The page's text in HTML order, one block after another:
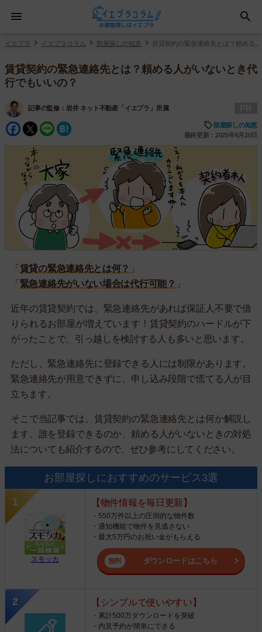
イエプラ イエプラコラム 部屋探しの知恵 賃貸契約の緊急連絡先とは？頼める
賃貸契約の緊急連絡先とは？頼める人がいないとき代
行でもいいの？
記事の監修： 岩井 ネット不動産「イエプラ」所属
Facebook
Twitter
Line
部屋探しの知恵
最終更新：2025年6月20日
「 賃貸の緊急連絡先とは何？ 」
「 緊急連絡先がいない場合は代行可能？ 」
近年の賃貸契約では、緊急連絡先があれば保証人不要で借
りられるお部屋が増えています！賃貸契約のハードルが下
がったことで、引っ越しを検討する人も多いと思います。
ただし、緊急連絡先に登録できる人には制限があります。
緊急連絡先が用意できずに、申し込み段階で慌てる人が目
立ちます。
そこで当記事では、賃貸契約の緊急連絡先とは何か解説し
ます。誰を登録できるのか、頼める人がいないときの対処
法についても紹介するので、ぜひ参考にしてください。
お部屋探しにおすすめのサービス3選
スモッカ
【物件情報を毎日更新】
・550万件以上の圧倒的な物件数
・通知機能で物件を見逃さない
・最大5万円のお祝い金がもらえる
ダウンロードはこちら
【シンプルで使いやすい】
・累計500万ダウンロードを突破
・内見予約が簡単にできる